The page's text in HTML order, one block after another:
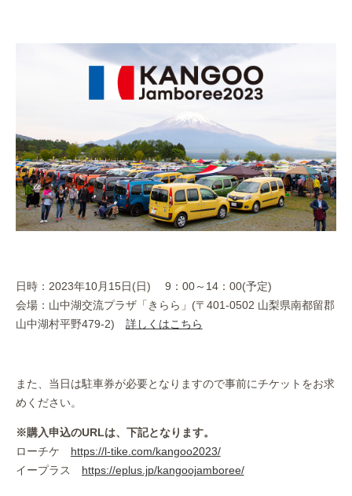
日時：2023年10月15日(日) 9：00～14：00(予定)
会場：山中湖交流プラザ「きらら」(〒401-0502 山梨県南都留郡
山中湖村平野479-2) 詳しくはこちら
また、当日は駐車券が必要となりますので事前にチケットをお求
めください。
※購入申込のURLは、下記となります。
ローチケ https://l-tike.com/kangoo2023/
イープラス https://eplus.jp/kangoojamboree/